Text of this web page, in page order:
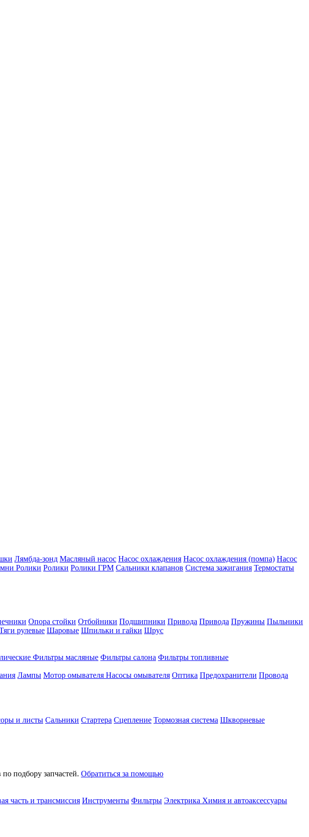
Лямбда-зонд Масляный насос Насос охлаждения Насос охлаждения (помпа) Насос
Ролики Ролики Ролики ГРМ Сальники клапанов Система зажигания Термостаты
Опора стойки Отбойники Подшипники Привода Привода Пружины Пыльники
рулевые Шаровые Шпильки и гайки Шрус
Фильтры масляные Фильтры салона Фильтры топливные
Лампы Мотор омывателя Насосы омывателя Оптика Предохранители Провода
и листы Сальники Стартера Сцепление Тормозная система Шкворневые
подбору запчастей. Обратиться за помощью
часть и трансмиссия Инструменты Фильтры Электрика Химия и автоаксессуары